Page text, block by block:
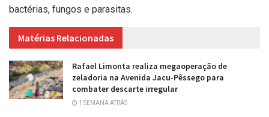
bactérias, fungos e parasitas.
Matérias Relacionadas
Rafael Limonta realiza megaoperação de
zeladoria na Avenida Jacu-Pêssego para
combater descarte irregular
1 SEMANA ATRÁS